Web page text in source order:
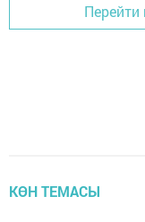
Перейти
КӨН ТЕМАСЫ